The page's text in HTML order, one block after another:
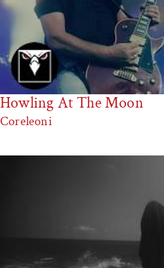
Howling At The Moon
Coreleoni